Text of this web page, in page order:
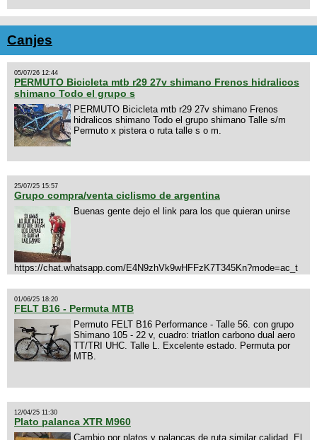
Canjes
05/07/26 12:44
PERMUTO Bicicleta mtb r29 27v shimano Frenos hidralicos
shimano Todo el grupo s
PERMUTO Bicicleta mtb r29 27v shimano Frenos
hidralicos shimano Todo el grupo shimano Talle s/m
Permuto x pistera o ruta talle s o m.
25/07/25 15:57
Grupo compra/venta ciclismo de argentina
Buenas gente dejo el link para los que quieran unirse
https://chat.whatsapp.com/E4N9zhVk9wHFFzK7T345Kn?mode=ac_t
01/06/25 18:20
FELT B16 - Permuta MTB
Permuto FELT B16 Performance - Talle 56. con grupo
Shimano 105 - 22 v, cuadro: triatlon carbono dual aero
TT/TRI UHC. Talle L. Excelente estado. Permuta por
MTB.
12/04/25 11:30
Plato palanca XTR M960
Cambio por platos y palancas de ruta similar calidad. El